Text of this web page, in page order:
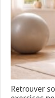
Retrouver